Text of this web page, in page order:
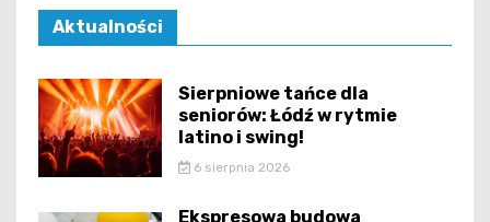
Aktualności
Sierpniowe tańce dla
seniorów: Łódź w rytmie
latino i swing!
6 sierpnia 2026
Ekspresowa budowa